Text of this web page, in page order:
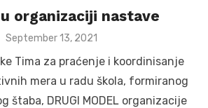
organizaciji nastave
Posted
September 13, 2021
Tima za praćenje i koordinisanje
mera u radu škola, formiranog
štaba, DRUGI MODEL organizacije